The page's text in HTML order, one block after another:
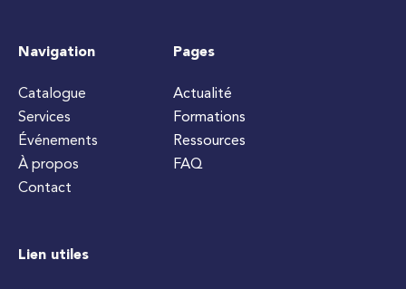
Navigation
Catalogue
Services
Événements
À propos
Contact
Pages
Actualité
Formations
Ressources
FAQ
Lien utiles